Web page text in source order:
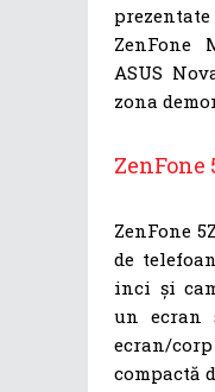
ZenFone
ASUS
zona
ZenFone
ZenFone
de
inci și
un ecran
ecran/
compactă